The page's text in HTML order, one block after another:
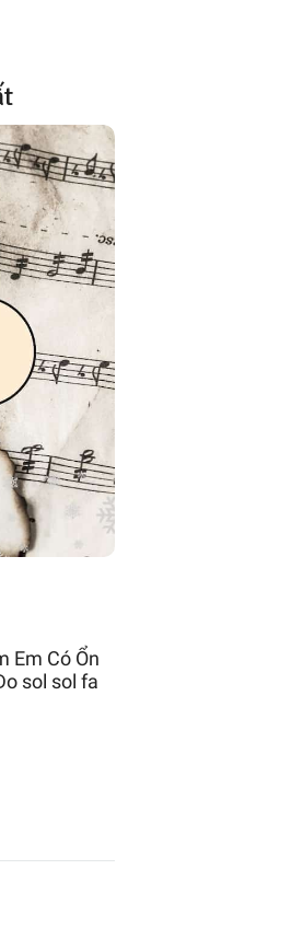
Em Có Ổn
sol sol fa